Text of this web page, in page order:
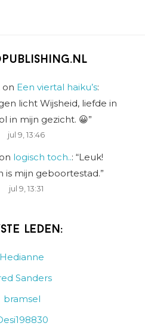
on Een viertal haiku’s:
licht Wijsheid, liefde in
in mijn gezicht. 😀”
jul 9, 13:46
logisch toch..: “Leuk!
is mijn geboortestad.”
jul 9, 13:31
leden:
Hedianne
Sanders
bramsel